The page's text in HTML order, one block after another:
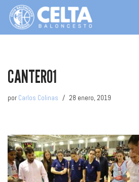
Saltar
CANTERO1
por Carlos Colinas 28 enero, 2019